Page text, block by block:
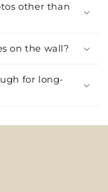
other than
on the wall?
for long-